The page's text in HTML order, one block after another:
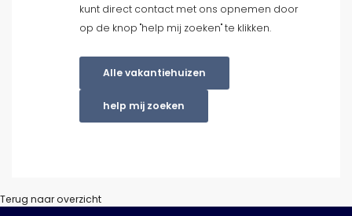
Voorwaarden
Comfort
kunt direct contact met ons opnemen door
op de knop "help mij zoeken" te klikken.
Alle vakantiehuizen
help mij zoeken
Terug naar overzicht